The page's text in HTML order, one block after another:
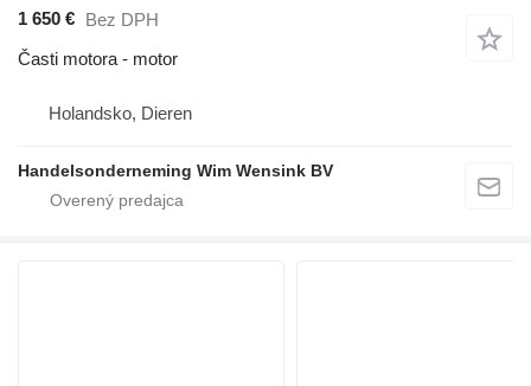
1 650 € Bez DPH
Časti motora - motor
Holandsko, Dieren
Handelsonderneming Wim Wensink BV